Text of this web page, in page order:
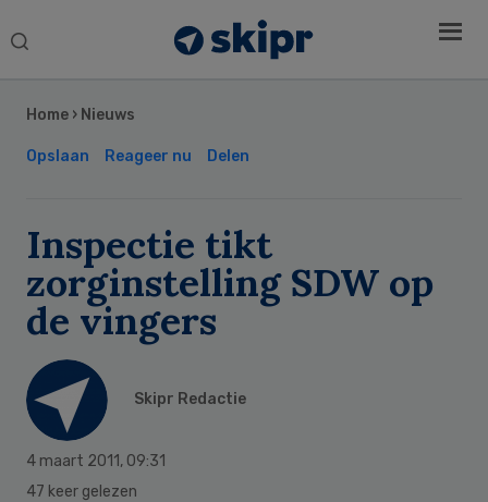
Search
Home › Nieuws
Opslaan Reageer nu Delen
Inspectie tikt
zorginstelling SDW op
de vingers
Skipr Redactie
4 maart 2011, 09:31
47 keer gelezen
Sidebar